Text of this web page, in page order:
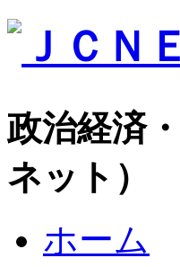
政治経済
ネット）
ホーム